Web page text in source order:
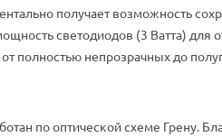
получает возможность
светодиодов (3 Ватта)
полностью непрозрачных до
по оптической схеме Грену.